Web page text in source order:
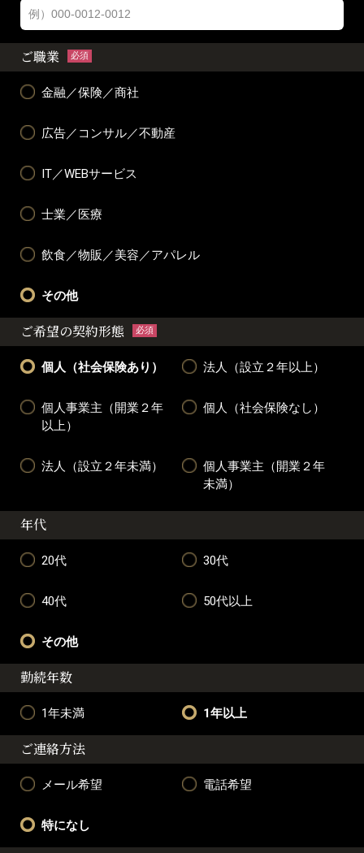
ご職業 必須
金融／保険／商社
広告／コンサル／不動産
IT／WEBサービス
士業／医療
飲食／物販／美容／アパレル
その他
ご希望の契約形態 必須
個人（社会保険あり） 法人（設立２年以上）
個人事業主（開業２年
以上）
個人（社会保険なし）
法人（設立２年未満）
個人事業主（開業２年
未満）
年代
20代 30代
40代 50代以上
その他
勤続年数
1年未満 1年以上
ご連絡方法
メール希望 電話希望
特になし